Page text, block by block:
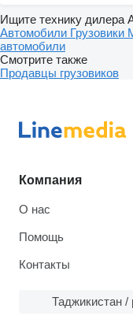
Ищите технику дилера
Автомобили Грузовики
автомобили
Смотрите также
Продавцы грузовиков
Компания
О нас
Помощь
Контакты
Таджикистан /